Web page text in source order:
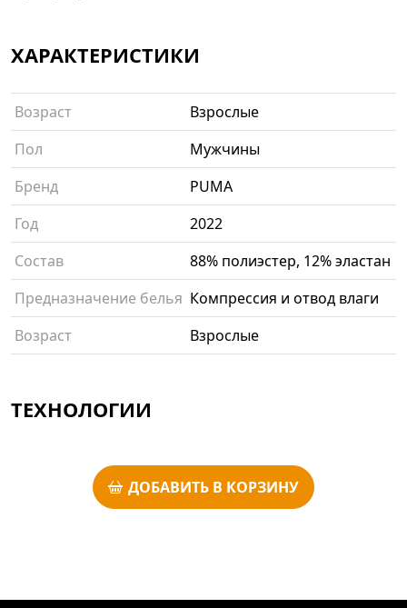
ХАРАКТЕРИСТИКИ
Возраст
Взрослые
Пол
Мужчины
Бренд
PUMA
Год
2022
Состав
88% полиэстер, 12% эластан
Предназначение белья Компрессия и отвод влаги
Возраст
Взрослые
ТЕХНОЛОГИИ
ДОБАВИТЬ В КОРЗИНУ